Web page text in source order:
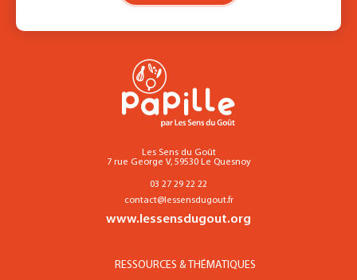
Les Sens du Goût
7 rue George V, 59530 Le Quesnoy
03 27 29 22 22
contact@lessensdugout.fr
www.lessensdugout.org
RESSOURCES & THÉMATIQUES